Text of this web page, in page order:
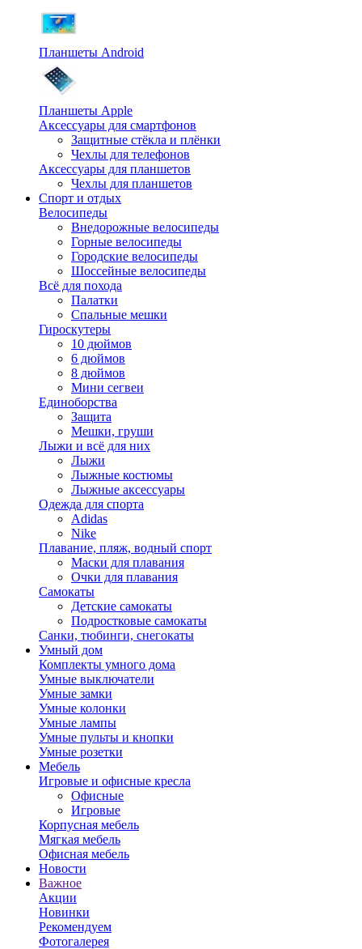
Планшеты Android
Планшеты Apple
Аксессуары для смартфонов
Защитные стёкла и плёнки
Чехлы для телефонов
Аксессуары для планшетов
Чехлы для планшетов
Спорт и отдых
Велосипеды
Внедорожные велосипеды
Горные велосипеды
Городские велосипеды
Шоссейные велосипеды
Всё для похода
Палатки
Спальные мешки
Гироскутеры
10 дюймов
6 дюймов
8 дюймов
Мини сегвеи
Единоборства
Защита
Мешки, груши
Лыжи и всё для них
Лыжи
Лыжные костюмы
Лыжные аксессуары
Одежда для спорта
Adidas
Nike
Плавание, пляж, водный спорт
Маски для плавания
Очки для плавания
Самокаты
Детские самокаты
Подростковые самокаты
Санки, тюбинги, снегокаты
Умный дом
Комплекты умного дома
Умные выключатели
Умные замки
Умные колонки
Умные лампы
Умные пульты и кнопки
Умные розетки
Мебель
Игровые и офисные кресла
Офисные
Игровые
Корпусная мебель
Мягкая мебель
Офисная мебель
Новости
Важное
Акции
Новинки
Рекомендуем
Фотогалерея